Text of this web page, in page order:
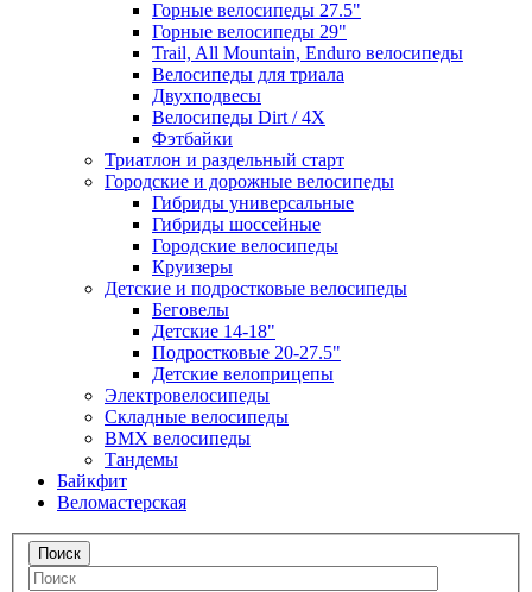
Горные велосипеды 27.5"
Горные велосипеды 29"
Trail, All Mountain, Enduro велосипеды
Велосипеды для триала
Двухподвесы
Велосипеды Dirt / 4X
Фэтбайки
Триатлон и раздельный старт
Городские и дорожные велосипеды
Гибриды универсальные
Гибриды шоссейные
Городские велосипеды
Круизеры
Детские и подростковые велосипеды
Беговелы
Детские 14-18"
Подростковые 20-27.5"
Детские велоприцепы
Электровелосипеды
Складные велосипеды
BMX велосипеды
Тандемы
Байкфит
Веломастерская